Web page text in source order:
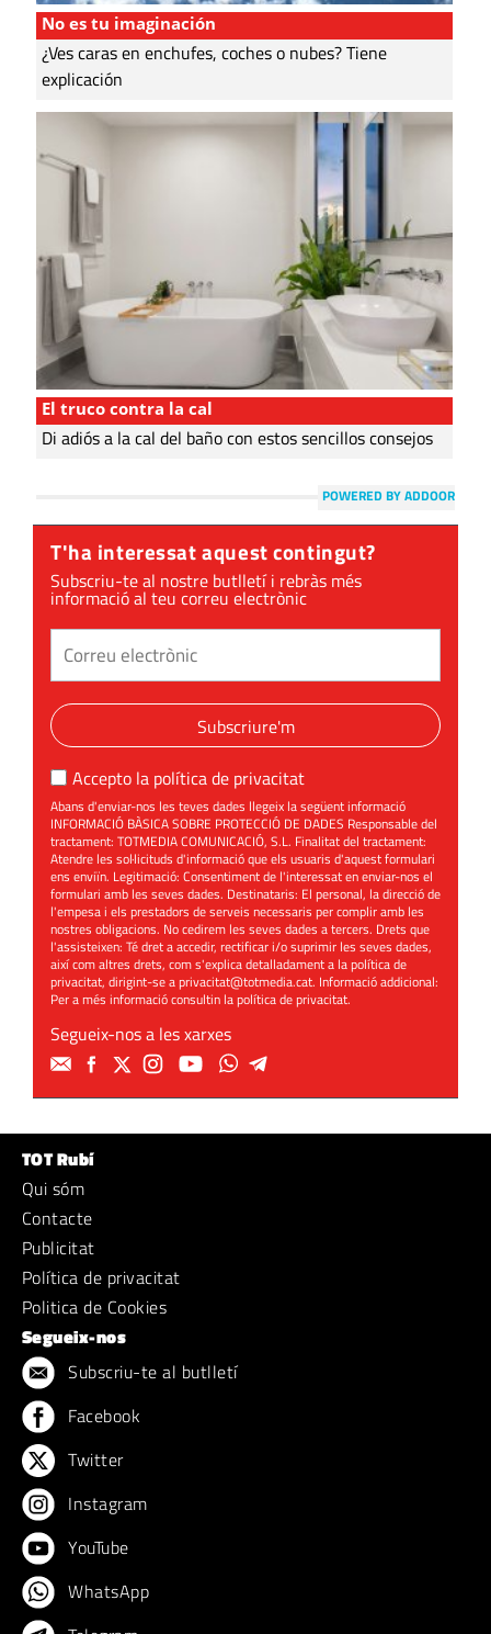
No es tu imaginación
¿Ves caras en enchufes, coches o nubes? Tiene
explicación
El truco contra la cal
Di adiós a la cal del baño con estos sencillos consejos
POWERED BY ADDOOR
T'ha interessat aquest contingut?
Subscriu-te al nostre butlletí i rebràs més
informació al teu correu electrònic
Subscriure'm
Accepto la política de privacitat
Abans d'enviar-nos les teves dades llegeix la següent informació
INFORMACIÓ BÀSICA SOBRE PROTECCIÓ DE DADES Responsable del
tractament: TOTMEDIA COMUNICACIÓ, S.L. Finalitat del tractament:
Atendre les sol·licituds d'informació que els usuaris d'aquest formulari
ens enviïn. Legitimació: Consentiment de l'interessat en enviar-nos el
formulari amb les seves dades. Destinataris: El personal, la direcció de
l'empesa i els prestadors de serveis necessaris per complir amb les
nostres obligacions. No cedirem les seves dades a tercers. Drets que
l'assisteixen: Té dret a accedir, rectificar i/o suprimir les seves dades,
així com altres drets, com s'explica detalladament a la política de
privacitat, dirigint-se aprivacitat@totmedia.cat. Informació addicional:
Per a més informació consultin lapolítica de privacitat.
Segueix-nos a les xarxes
TOT Rubí
Qui sóm
Contacte
Publicitat
Política de privacitat
Politica de Cookies
Segueix-nos
Subscriu-te al butlletí
Facebook
Twitter
Instagram
YouTube
WhatsApp